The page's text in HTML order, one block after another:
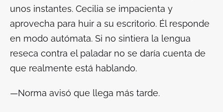
unos instantes. Cecilia se impacienta y
aprovecha para huir a su escritorio. Él responde
en modo autómata. Si no sintiera la lengua
reseca contra el paladar no se daría cuenta de
que realmente está hablando.
—Norma avisó que llega más tarde.